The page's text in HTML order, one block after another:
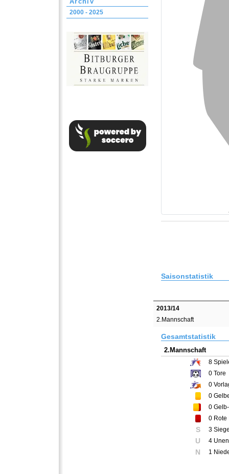
2000 - 2025
Saisonstatistik
2013/14
2.Mannschaft
Gesamtstatistik
2.Mannschaft
8
0 Tore
0
0
0
0 Rote
S 3
U 4
N 1